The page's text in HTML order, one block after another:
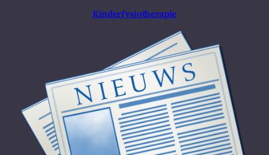
Kinderfysiotherapie